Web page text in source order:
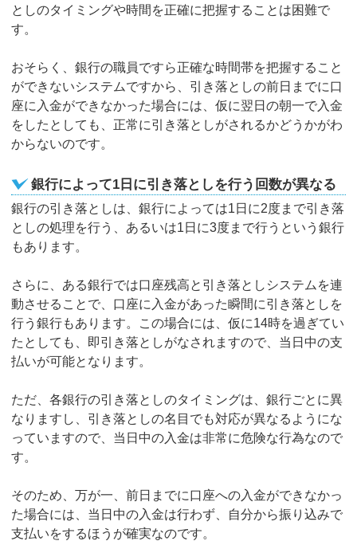
としのタイミングや時間を正確に把握することは困難で
す。
おそらく、銀行の職員ですら正確な時間帯を把握すること
ができないシステムですから、引き落としの前日までに口
座に入金ができなかった場合には、仮に翌日の朝一で入金
をしたとしても、正常に引き落としがされるかどうかがわ
からないのです。
銀行によって1日に引き落としを行う回数が異なる
銀行の引き落としは、銀行によっては1日に2度まで引き落
としの処理を行う、あるいは1日に3度まで行うという銀行
もあります。
さらに、ある銀行では口座残高と引き落としシステムを連
動させることで、口座に入金があった瞬間に引き落としを
行う銀行もあります。この場合には、仮に14時を過ぎてい
たとしても、即引き落としがなされますので、当日中の支
払いが可能となります。
ただ、各銀行の引き落としのタイミングは、銀行ごとに異
なりますし、引き落としの名目でも対応が異なるようにな
っていますので、当日中の入金は非常に危険な行為なので
す。
そのため、万が一、前日までに口座への入金ができなかっ
た場合には、当日中の入金は行わず、自分から振り込みで
支払いをするほうが確実なのです。